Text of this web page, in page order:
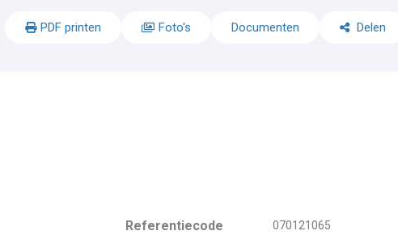
PDF printen Foto's Documenten Delen
Referentiecode 070121065